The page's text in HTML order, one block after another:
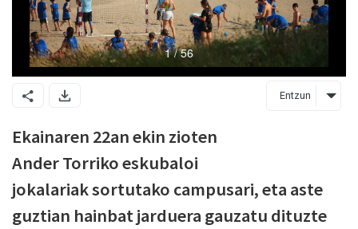
Entzun
Ekainaren 22an ekin zioten
AnderTorrikoeskubaloi
jokalariaksortutako campusari, eta aste
guztian hainbat jarduera gauzatu dituzte